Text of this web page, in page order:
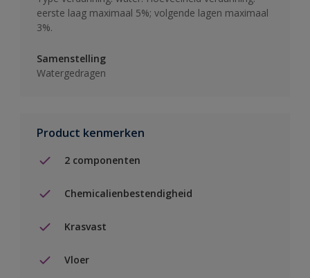
eerste laag maximaal 5%; volgende lagen maximaal
3%.
Samenstelling
Watergedragen
Product kenmerken
2 componenten
Chemicalienbestendigheid
Krasvast
Vloer